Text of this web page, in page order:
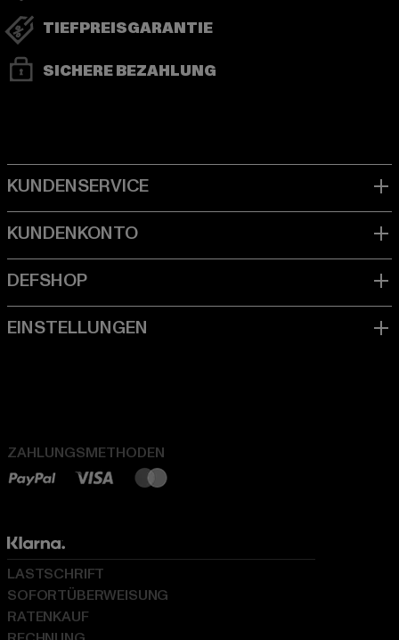
TIEFPREISGARANTIE
SICHERE BEZAHLUNG
ZAHLUNGSMETHODEN
LASTSCHRIFT
SOFORTÜBERWEISUNG
RATENKAUF